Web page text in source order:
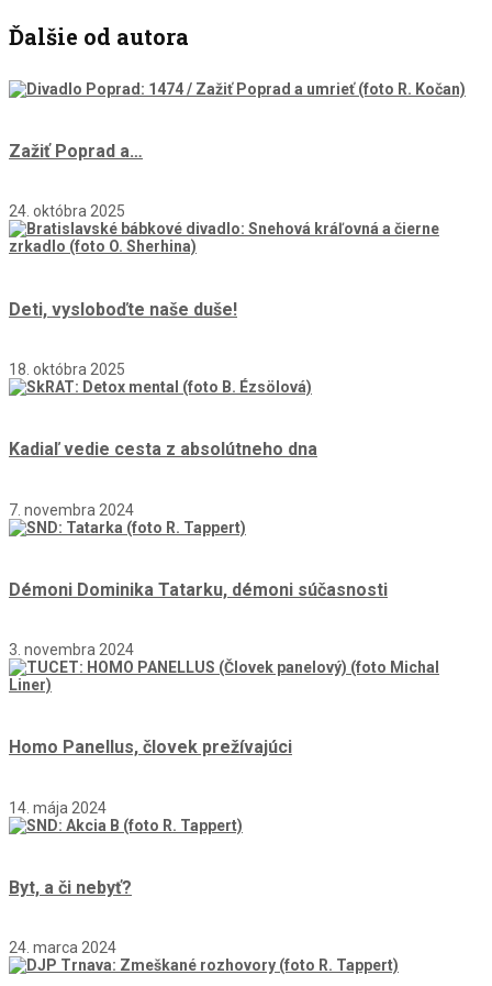
Ďalšie od autora
Zažiť Poprad a…
24. októbra 2025
Deti, vysloboďte naše duše!
18. októbra 2025
Kadiaľ vedie cesta z absolútneho dna
7. novembra 2024
Démoni Dominika Tatarku, démoni súčasnosti
3. novembra 2024
Homo Panellus, človek prežívajúci
14. mája 2024
Byt, a či nebyť?
24. marca 2024